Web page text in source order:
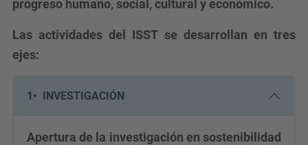
progreso humano, social, cultural y económico.
Las actividades del ISST se desarrollan en tres
ejes:
1• INVESTIGACIÓN
Apertura de la investigación en sostenibilidad